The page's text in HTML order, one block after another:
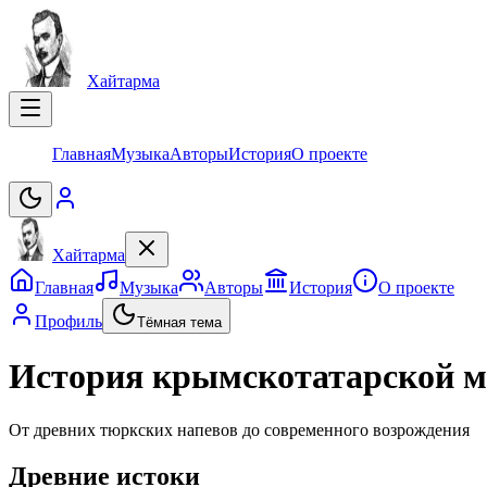
Хайтарма
ГлавнаяМузыкаАвторыИсторияО проекте
Хайтарма
Главная
Музыка Авторы История
О проекте
Профиль
Тёмная тема
История крымскотатарской
От древних тюркских напевов до современного возрождения
Древние истоки